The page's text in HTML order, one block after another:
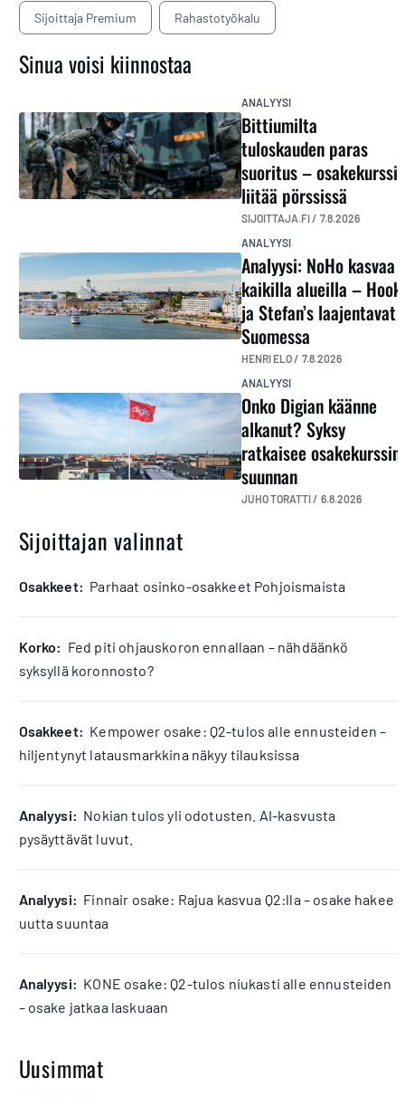
Sijoittaja Premium Rahastotyökalu
Sinua voisi kiinnostaa
ANALYYSI
Bittiumilta
tuloskauden paras
suoritus – osakekurssi
liitää pörssissä
SIJOITTAJA.FI / 7.8.2026
ANALYYSI
Analyysi: NoHo kasvaa
kaikilla alueilla – Hook
ja Stefan’s laajentavat
Suomessa
HENRI ELO / 7.8.2026
ANALYYSI
Onko Digian käänne
alkanut? Syksy
ratkaisee osakekurssin
suunnan
JUHO TORATTI / 6.8.2026
Sijoittajan valinnat
osakkeet: Parhaat osinko-osakkeet Pohjoismaista
korko: Fed piti ohjauskoron ennallaan – nähdäänkö
syksyllä koronnosto?
osakkeet: Kempower osake: Q2-tulos alle ennusteiden –
hiljentynyt latausmarkkina näkyy tilauksissa
analyysi: Nokian tulos yli odotusten. AI-kasvusta
pysäyttävät luvut.
analyysi: Finnair osake: Rajua kasvua Q2:lla – osake hakee
uutta suuntaa
analyysi: KONE osake: Q2-tulos niukasti alle ennusteiden
– osake jatkaa laskuaan
Uusimmat